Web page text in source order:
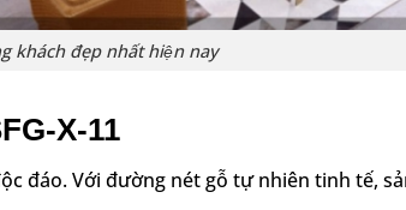
khách đẹp nhất hiện nay
X-11
đáo. Với đường nét gỗ tự nhiên tinh tế,